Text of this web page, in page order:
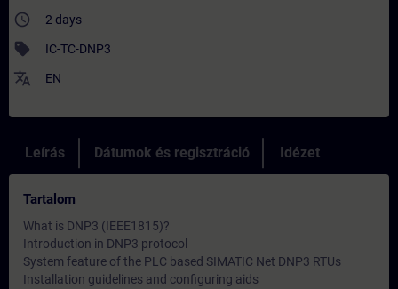
access_time 2 days
sell IC-TC-DNP3
translate EN
Leírás Dátumok és regisztráció Idézet
Tartalom
What is DNP3 (IEEE1815)?
Introduction in DNP3 protocol
System feature of the PLC based SIMATIC Net DNP3 RTUs
Installation guidelines and configuring aids